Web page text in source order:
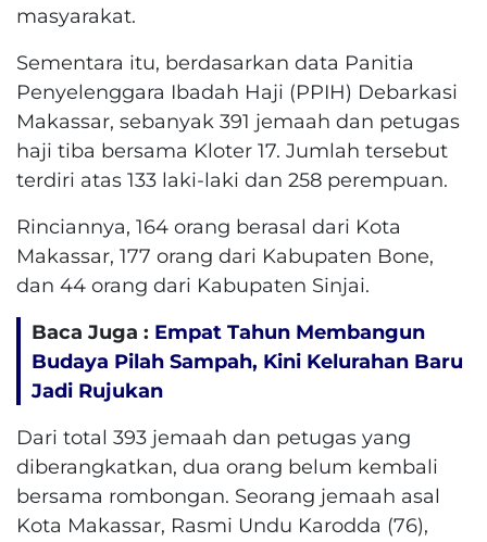
masyarakat.
Sementara itu, berdasarkan data Panitia
Penyelenggara Ibadah Haji (PPIH) Debarkasi
Makassar, sebanyak 391 jemaah dan petugas
haji tiba bersama Kloter 17. Jumlah tersebut
terdiri atas 133 laki-laki dan 258 perempuan.
Rinciannya, 164 orang berasal dari Kota
Makassar, 177 orang dari Kabupaten Bone,
dan 44 orang dari Kabupaten Sinjai.
Baca Juga : Empat Tahun Membangun
Budaya Pilah Sampah, Kini Kelurahan Baru
Jadi Rujukan
Dari total 393 jemaah dan petugas yang
diberangkatkan, dua orang belum kembali
bersama rombongan. Seorang jemaah asal
Kota Makassar, Rasmi Undu Karodda (76),